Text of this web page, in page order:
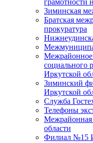
грамотности
Зиминская
Братская
прокуратура
Межрайонное
социального
Иркутской
Зиминский
Иркутской
Служба
Телефоны
области
Филиал №15